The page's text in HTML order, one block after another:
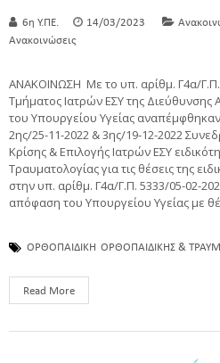
6η Υ.ΠΕ. 14/03/2023
Ανακοινώσεις
ΑΝΑΚΟΙΝΩΣΗ Με το υπ. αρίθμ. Γ4α/
Τμήματος Ιατρών ΕΣΥ της
του Υπουργείου Υγείας
2ης/25-11-2022 & 3ης/19-12-2022
Κρίσης & Επιλογής Ιατρών ΕΣΥ
Τραυματολογίας για τις θέσεις της
στην υπ. αρίθμ. Γ4α/Γ.Π. 5333/05-02-
απόφαση του Υπουργείου Υγείας με
ΟΡΘΟΠΑΙΔΙΚΗ ΟΡΘΟΠΑΙΔΙΚΗΣ &
Read More